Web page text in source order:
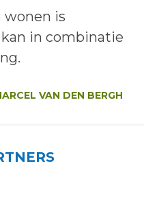
wonen is
in combinatie
VAN DEN BERGH